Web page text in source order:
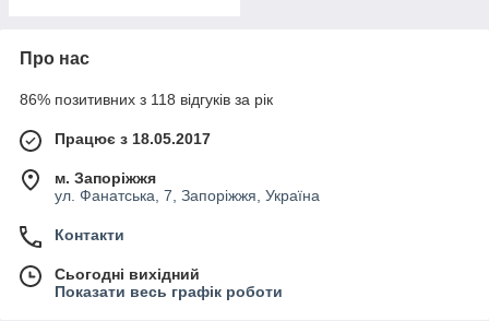
Про нас
86% позитивних з 118 відгуків за рік
Працює з 18.05.2017
м. Запоріжжя
ул. Фанатська, 7, Запоріжжя, Україна
Контакти
Сьогодні вихідний
Показати весь графік роботи